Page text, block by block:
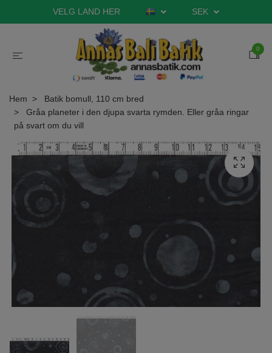
VELG LAND HER SEK
0
Hem
Batik bomull, 110 cm bred
Gråa planeter i den djupa svarta rymden. Eller gråa ringar
på svart om du vill